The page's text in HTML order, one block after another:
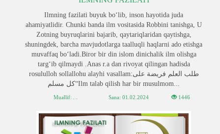
Ilmning fazilati buyuk bo‘lib, inson hayotida juda
ahamiyatlidir. Chunki banda ilm vositasida Robbini tanishga, U
Zotning buyruqlarini bajarib, qaytariqlaridan qaytishga,
shuningdek, barcha mavjudotlarga taalluqli haqlarni ado etishga
muvaffaq bo‘ladi.Biror bir din islom dinichalik ilm olishga
targ‘ib qilmaydi .Anas r.a dan rivoyat qilingan hadisda
rosululloh sollallohu alayhi vasallam:طلب العلم فريضة على
كل مسلم“Ilm talab qilish har bir musulmom...
Muallif: . . Sana: 01.02.2024 1446